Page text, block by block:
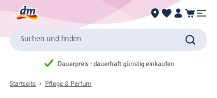
Suchen und finden
Dauerpreis - dauerhaft günstig einkaufen
Startseite Pflege & Parfum